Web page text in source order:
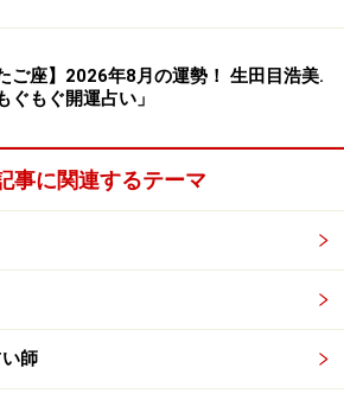
ご座】2026年8月の運勢！ 生田目浩美.
ぐもぐ開運占い」
事に関連するテーマ
師